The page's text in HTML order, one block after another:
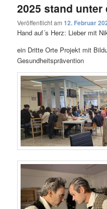
2025 stand unter
Veröffentlicht am12. Februar
Hand auf´s Herz: Lieber mit
ein Dritte Orte Projekt mit
Gesundheitsprävention